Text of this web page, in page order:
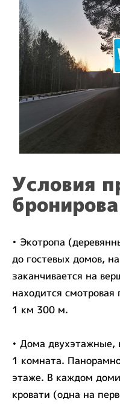
Условия
• Экотропа
до гостевых домов,
заканчивается на
находится
1 км 300 м.
• Дома двухэтажные,
1 комната.
этаже. В каждом
кровати (одна на